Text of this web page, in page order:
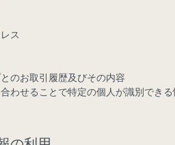
ス
のお取引履歴及びその内容
わせることで特定の個人が識別できる